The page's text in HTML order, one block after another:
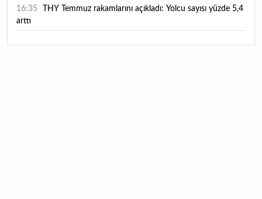
16:35
arttı
16:27 Piyasaların beklediği veri geldi: ABD tarım dışı istihdam